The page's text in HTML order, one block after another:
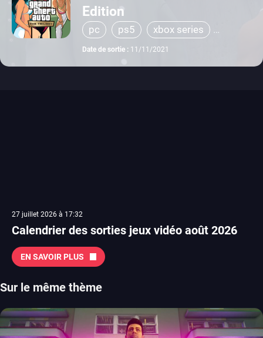
Edition
pc ps5
xbox series
switch
ios
Date de sortie : 11/11/2021
27 juillet 2026 à 17:32
Calendrier des sorties jeux vidéo août 2026
EN SAVOIR PLUS
Sur le même thème